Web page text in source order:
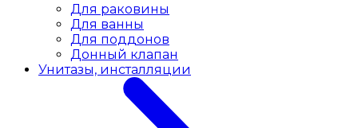
Для раковины
Для ванны
Для поддонов
Донный клапан
Унитазы, инсталляции